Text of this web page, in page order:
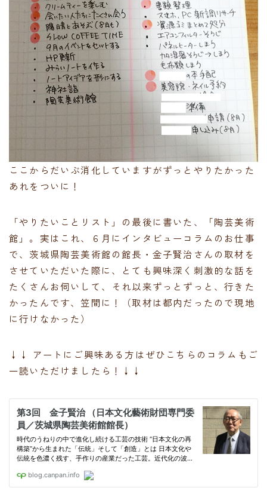
ここからだいぶ消化していますがずっとやりたかった
あれをついに！
「やりたいことリスト」の最後に書いた、「陶芸美術
館」。実はこれ、６月にインタビューコラムのお仕事
で、茨城県陶芸美術館の館長・金子賢治さんの取材を
させていただいた際に、とても興味深く刺激的な話を
たくさんお伺いして、それ以来ずっとずっと、行きた
かったんです、笠間に！（取材は都内だったので現地
に行けなかった）
↓↓ アートにご興味ある方はぜひこちらのコラムもご
一読いただけましたら！↓↓